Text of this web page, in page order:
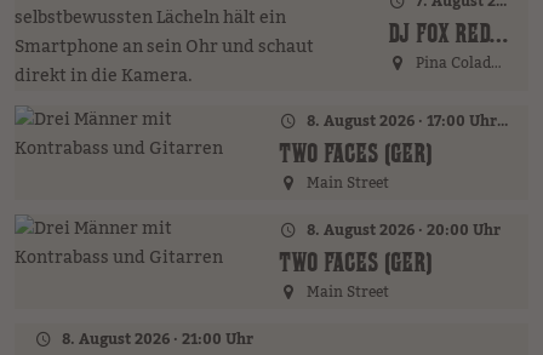
DJ FOX REDFIELD (GER)
Pina Colada Bar
8. August 2026 · 17:00 Uhr – 18:00 Uhr
TWO FACES (GER)
Main Street
8. August 2026 · 20:00 Uhr
TWO FACES (GER)
Main Street
8. August 2026 · 21:00 Uhr